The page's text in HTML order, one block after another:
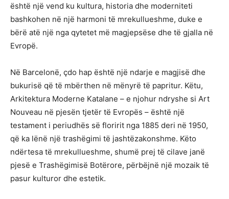
është një vend ku kultura, historia dhe moderniteti
bashkohen në një harmoni të mrekullueshme, duke e
bërë atë një nga qytetet më magjepsëse dhe të gjalla në
Evropë.
Në Barcelonë, çdo hap është një ndarje e magjisë dhe
bukurisë që të mbërthen në mënyrë të papritur. Këtu,
Arkitektura Moderne Katalane – e njohur ndryshe si Art
Nouveau në pjesën tjetër të Evropës – është një
testament i periudhës së floririt nga 1885 deri në 1950,
që ka lënë një trashëgimi të jashtëzakonshme. Këto
ndërtesa të mrekullueshme, shumë prej të cilave janë
pjesë e Trashëgimisë Botërore, përbëjnë një mozaik të
pasur kulturor dhe estetik.